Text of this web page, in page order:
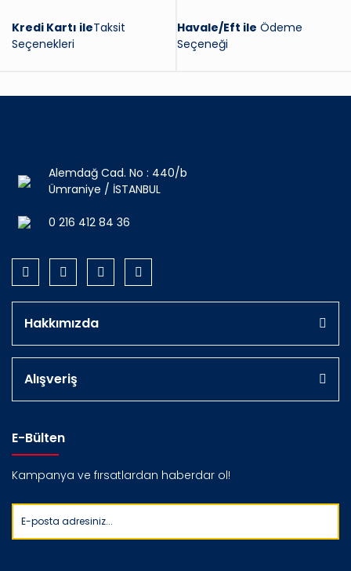
Kredi Kartı ileTaksit
Seçenekleri
Havale/Eft ile Ödeme
Seçeneği
Alemdağ Cad. No : 440/b
Ümraniye / İSTANBUL
0 216 412 84 36
Hakkımızda
Alışveriş
E-Bülten
Kampanya ve fırsatlardan haberdar ol!